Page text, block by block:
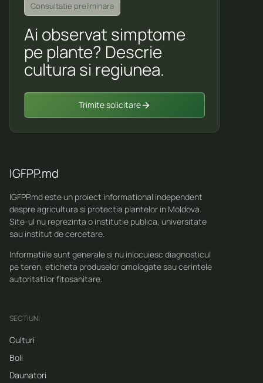
Consultatie preliminara
Ai observat simptome
pe plante? Descrie
cultura si regiunea.
Trimite solicitare
IGFPP.md
IGFPP.md este un proiect informational independent
despre agricultura si protectia plantelor in Moldova.
Site-ul nu reprezinta o institutie publica, universitate
sau institut de cercetare.
Informatiile sunt generale si nu inlocuiesc diagnosticul
pe teren, eticheta produselor omologate sau cerintele
autoritatilor fitosanitare.
SECTIUNI
Culturi
Boli
Daunatori